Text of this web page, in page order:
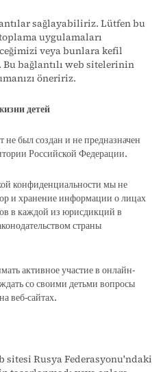
sağlayabiliriz. Lütfen bu
uygulamaları
veya bunlara kefil
Bu bağlantılı web sitelerinin
öneririz.
детей
был создан и не предназначен
Российской Федерации.
конфиденциальности мы не
и хранение информации о лицах
в каждой из юрисдикций в
страны
активное участие в онлайн-
со своими детьми вопросы
веб-сайтах.
sitesi Rusya Federasyonu'ndaki